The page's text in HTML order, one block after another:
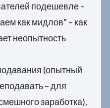
подешевле –
как мидлов” – как
неопытность
(опытный
– для
заработка),